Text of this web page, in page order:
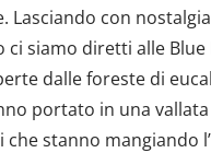
Lasciando con
ci siamo diretti alle
dalle foreste di
portato in una
che stanno mangiando